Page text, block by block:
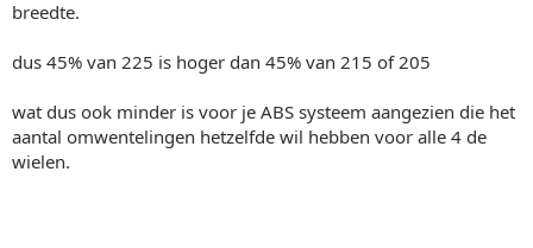
breedte.
dus 45% van 225 is hoger dan 45% van 215 of 205
wat dus ook minder is voor je ABS systeem aangezien die het
aantal omwentelingen hetzelfde wil hebben voor alle 4 de
wielen.